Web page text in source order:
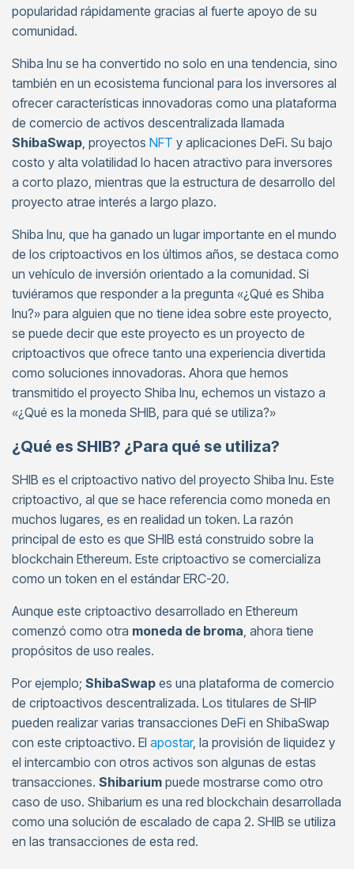
popularidad rápidamente gracias al fuerte apoyo de su
comunidad.
Shiba Inu se ha convertido no solo en una tendencia, sino
también en un ecosistema funcional para los inversores al
ofrecer características innovadoras como una plataforma
de comercio de activos descentralizada llamada
ShibaSwap, proyectos NFT y aplicaciones DeFi. Su bajo
costo y alta volatilidad lo hacen atractivo para inversores
a corto plazo, mientras que la estructura de desarrollo del
proyecto atrae interés a largo plazo.
Shiba Inu, que ha ganado un lugar importante en el mundo
de los criptoactivos en los últimos años, se destaca como
un vehículo de inversión orientado a la comunidad. Si
tuviéramos que responder a la pregunta «¿Qué es Shiba
Inu?» para alguien que no tiene idea sobre este proyecto,
se puede decir que este proyecto es un proyecto de
criptoactivos que ofrece tanto una experiencia divertida
como soluciones innovadoras. Ahora que hemos
transmitido el proyecto Shiba Inu, echemos un vistazo a
«¿Qué es la moneda SHIB, para qué se utiliza?»
¿Qué es SHIB? ¿Para qué se utiliza?
SHIB es el criptoactivo nativo del proyecto Shiba Inu. Este
criptoactivo, al que se hace referencia como moneda en
muchos lugares, es en realidad un token. La razón
principal de esto es que SHIB está construido sobre la
blockchain Ethereum. Este criptoactivo se comercializa
como un token en el estándar ERC-20.
Aunque este criptoactivo desarrollado en Ethereum
comenzó como otra moneda de broma, ahora tiene
propósitos de uso reales.
Por ejemplo; ShibaSwap es una plataforma de comercio
de criptoactivos descentralizada. Los titulares de SHIP
pueden realizar varias transacciones DeFi en ShibaSwap
con este criptoactivo. El apostar, la provisión de liquidez y
el intercambio con otros activos son algunas de estas
transacciones. Shibarium puede mostrarse como otro
caso de uso. Shibarium es una red blockchain desarrollada
como una solución de escalado de capa 2. SHIB se utiliza
en las transacciones de esta red.